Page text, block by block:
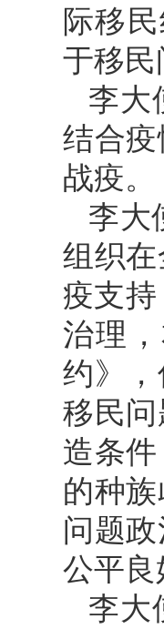
际移
于移民
李大
结合
战疫。
李大
组织
疫支
治理
约》
移民
造条
的种
问题
公平良
李大